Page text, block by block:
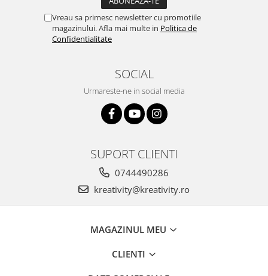
Vreau sa primesc newsletter cu promotiile
magazinului. Afla mai multe in Politica de
Confidentialitate
SOCIAL
Urmareste-ne in social media
SUPORT CLIENTI
0744490286
kreativity@kreativity.ro
MAGAZINUL MEU
CLIENTI